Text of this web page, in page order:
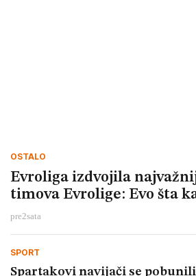
OSTALO
Evroliga izdvojila
timova Evrolige: Evo šta
pre2sata
SPORT
Spartakovi navijači se